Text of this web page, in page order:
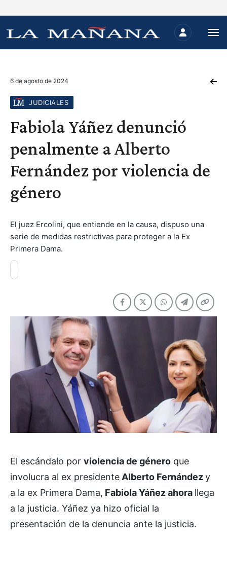
6 de agosto de 2024
JUDICIALES
Fabiola Yáñez denunció
penalmente a Alberto
Fernández por violencia de
género
El juez Ercolini, que entiende en la causa, dispuso una
serie de medidas restrictivas para proteger a la Ex
Primera Dama.
El escándalo por violencia de género que
involucra al ex presidente Alberto Fernándezy
a la ex Primera Dama, Fabiola Yáñez ahora llega
a la justicia. Yáñez ya hizo oficial la
presentación de la denuncia ante la justicia.